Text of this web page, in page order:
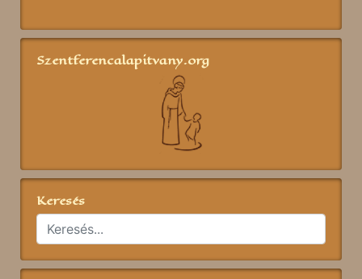
Szentferencalapitvany.org
Keresés